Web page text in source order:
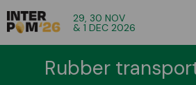
29, 30 NOV
& 1 DEC 2026
Rubber